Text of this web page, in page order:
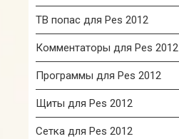
ТВ попас для Pes 2012
Комментаторы для Pes 2012
Программы для Pes 2012
Щиты для Pes 2012
Сетка для Pes 2012